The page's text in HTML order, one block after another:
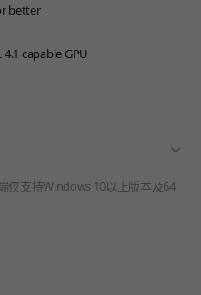
better
capable GPU
仅支持Windows 10以上版本及64